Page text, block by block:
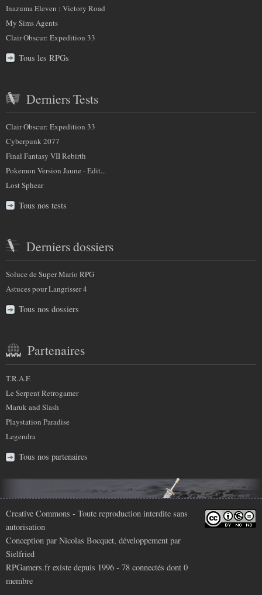
Inazuma Eleven : Victory Road
My Sims Agents
Clair Obscur: Expedition 33
Tous les RPGs
Derniers Tests
Clair Obscur: Expedition 33
Cyberpunk 2077
Final Fantasy VII Rebirth
Pokemon Version Jaune - Edit...
Lost Sphear
Tous nos tests
Derniers dossiers
Soluce de Super Mario RPG
Astuces pour Langrisser 4
Tous nos dossiers
Partenaires
T.R.A.F.
Le Serpent Retrogamer
Maruk and Slash
Playstation Paradise
Legendra
Tous nos partenaires
Infos
légales
Creative Commons - Toute reproduction interdite sans
autorisation
Conception par Nicolas Bocquet, développement par
Sielfried
RPGamers.fr existe depuis 1996 - 78 connectés dont 0
membre